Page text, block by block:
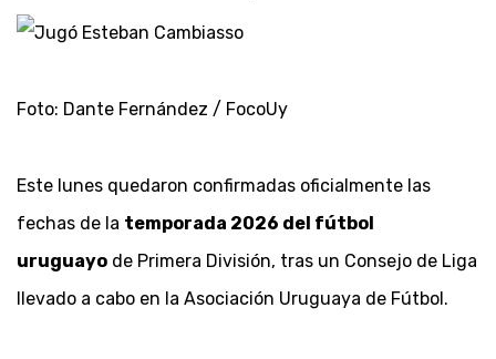
Foto: Dante Fernández / FocoUy
Este lunes quedaron confirmadas oficialmente las
fechas de la temporada 2026 del fútbol
uruguayo de Primera División, tras un Consejo de Liga
llevado a cabo en la Asociación Uruguaya de Fútbol.